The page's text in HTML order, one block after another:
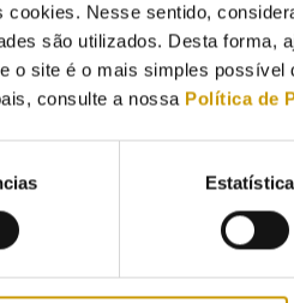
Nesse sentido,
são utilizados. Desta forma,
o site é o mais simples
consulte a nossa Política de
alínea i) do n.º 1 do artigo 11.º do
à fiscalização do cumprimento do
contraordenação e para a
notificação da visada da Nota de
redação em vigor, a visada
de contraordenação foi
no valor de 2 400,00 €.